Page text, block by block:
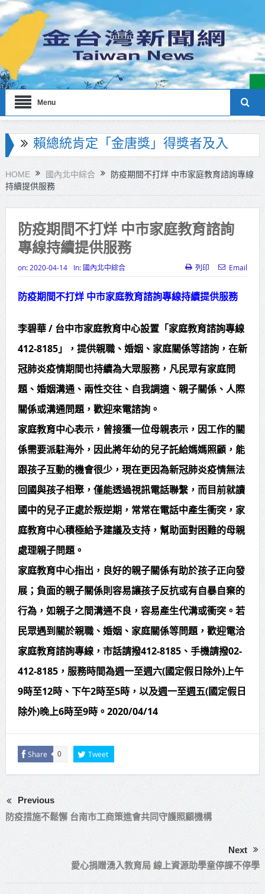
Menu
海巡署南部分署主官大換血 蔡順元
勉提升巡防戰力
北市鮮奶週報再升級！8月31日補助
擴大至國中生
雙北合作里程碑！萬大線動態測試
侯友宜蔣萬安攜手視察
北形象館亮相
打鐵厝北側產業園區產業設施公共
動土創造千個就業機會
高雄「三民運動中心」市長陳其
邁、運動部長李洋各界貴賓共同揭幕
高雄東照山關帝廟全國國中小學書
法比賽 圓滿落幕
賴清德總統主持將官晉任 期勉精進
不對稱戰力
蔣萬安再拋出「倒閣說」 喊推陳其
邁組閣
賴總統肯定「金唐獎」得獎者及入
圍者 允諾完善支持體系
HOME 國內北中綜合
防疫期間不打烊 中市家庭教育諮詢專線
持續提供服務
防疫期間不打烊 中市家庭教育諮詢
專線持續提供服務
on: 2020-04-14 In: 國內北中綜合 列印 Email
防疫期間不打烊 中市家庭教育諮詢專線持續提供服務
李碧華 / 台中市家庭教育中心設置「家庭教育諮詢專線
412-8185」，提供親職、婚姻、家庭關係等諮詢，在新
冠肺炎疫情期間也持續為大眾服務，凡民眾有家庭問
題、婚姻溝通、兩性交往、自我調適、親子關係、人際
關係或溝通問題，歡迎來電諮詢。
家庭教育中心表示，曾接獲一位母親表示，因工作的關
係需要派駐海外，因此將年幼的兒子託給媽媽照顧，能
跟孩子互動的機會很少，現在更因為新冠肺炎疫情無法
回國與孩子相聚，僅能透過視訊電話聯繫，而目前就讀
國中的兒子正處於叛逆期，常常在電話中產生衝突，家
庭教育中心積極給予建議及支持，幫助面對困難的母親
處理親子問題。
家庭教育中心指出，良好的親子關係有助於孩子正向發
展；負面的親子關係則容易讓孩子反抗或有自暴自棄的
行為，如親子之間溝通不良，容易產生代溝或衝突。若
民眾遇到關於親職、婚姻、家庭關係等問題，歡迎電洽
家庭教育諮詢專線，市話請撥412-8185、手機請撥02-
412-8185，服務時間為週一至週六(國定假日除外)上午
9時至12時、下午2時至5時，以及週一至週五(國定假日
除外)晚上6時至9時。2020/04/14
Share 0 Tweet
Previous
防疫措施不鬆懈 台南市工商策進會共同守護照顧機構
Next
愛心捐贈湧入教育局 線上資源助學童停課不停學